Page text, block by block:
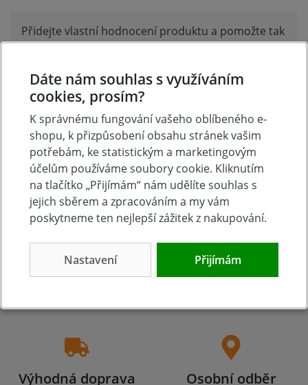
Přidejte vlastní hodnocení produktu a pomožte tak
dalším nakupujícím.
Přidat vlastní hodnocení
Tradice Zboží skladem
Výhodná doprava Osobní odběr
Dáte nám souhlas s využíváním
cookies, prosím?
K správnému fungování vašeho oblíbeného e-
shopu, k přizpůsobení obsahu stránek vašim
potřebám, ke statistickým a marketingovým
účelům používáme soubory cookie. Kliknutím
na tlačítko „Přijímám“ nám udělíte souhlas s
jejich sběrem a zpracováním a my vám
poskytneme ten nejlepší zážitek z nakupování.
Nastavení Přijímám